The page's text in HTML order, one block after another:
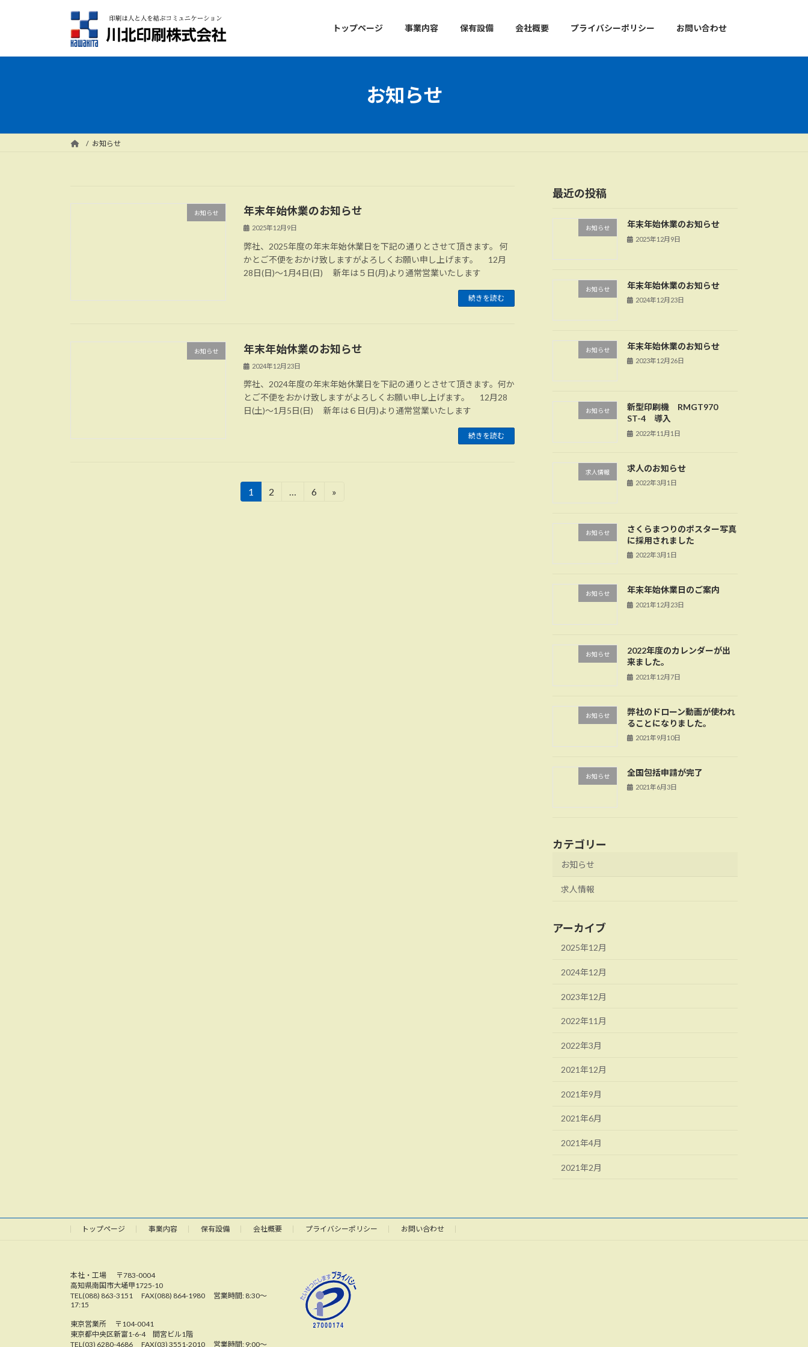
プ
動
トップページ 事業内容 保有設備 会社概要 プライバシーポリシー お問い合わせ
お知らせ
お知らせ
お知らせ 年末年始休業のお知らせ
2025年12月9日
弊社、2025年度の年末年始休業日を下記の通りとさせて頂きます。 何
かとご不便をおかけ致しますがよろしくお願い申し上げます。 12月
28日(日)～1月4日(日) 新年は５日(月)より通常営業いたします
続きを読む
お知らせ 年末年始休業のお知らせ
2024年12月23日
弊社、2024年度の年末年始休業日を下記の通りとさせて頂きます。何か
とご不便をおかけ致しますがよろしくお願い申し上げます。 12月28
日(土)～1月5日(日) 新年は６日(月)より通常営業いたします
続きを読む
固
1
固
2 …
固
6 »
最近の投稿
お知らせ 年末年始休業のお知らせ
2025年12月9日
お知らせ 年末年始休業のお知らせ
2024年12月23日
お知らせ 年末年始休業のお知らせ
2023年12月26日
お知らせ
新型印刷機 RMGT970
ST-4 導入
2022年11月1日
求人情報 求人のお知らせ
2022年3月1日
お知らせ
さくらまつりのポスター写真
に採用されました
2022年3月1日
お知らせ 年末年始休業日のご案内
2021年12月23日
お知らせ
2022年度のカレンダーが出
来ました。
2021年12月7日
お知らせ
弊社のドローン動画が使われ
ることになりました。
2021年9月10日
お知らせ 全国包括申請が完了
2021年6月3日
カテゴリー
お知らせ
求人情報
アーカイブ
2025年12月
2024年12月
2023年12月
2022年11月
2022年3月
2021年12月
2021年9月
2021年6月
2021年4月
2021年2月
トップページ 事業内容 保有設備 会社概要 プライバシーポリシー お問い合わせ
本社・工場 〒783-0004
高知県南国市大埇甲1725-10
TEL(088) 863-3151 FAX(088) 864-1980 営業時間: 8:30〜
17:15
東京営業所 〒104-0041
東京都中央区新富1-6-4 間宮ビル1階
TEL(03) 6280-4686 FAX(03) 3551-2010 営業時間: 9:00〜